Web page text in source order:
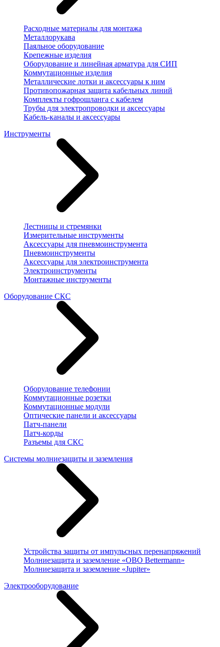
Расходные материалы для монтажа
Металлорукава
Паяльное оборудование
Крепежные изделия
Оборудование и линейная арматура для СИП
Коммутационные изделия
Металлические лотки и аксессуары к ним
Противопожарная защита кабельных линий
Комплекты гофрошланга с кабелем
Трубы для электропроводки и аксессуары
Кабель-каналы и аксессуары
Инструменты
Лестницы и стремянки
Измерительные инструменты
Аксессуары для пневмоинструмента
Пневмоинструменты
Аксессуары для электроинструмента
Электроинструменты
Монтажные инструменты
Оборудование СКС
Оборудование телефонии
Коммутационные розетки
Коммутационные модули
Оптические панели и аксессуары
Патч-панели
Патч-корды
Разъемы для СКС
Системы молниезащиты и заземления
Устройства защиты от импульсных перенапряжений
Молниезащита и заземление «OBO Bettermann»
Молниезащита и заземление «Jupiter»
Электрооборудование